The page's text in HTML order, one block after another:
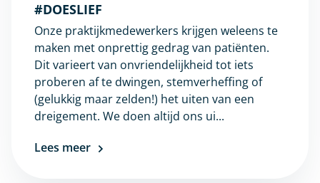
#DOESLIEF
Onze praktijkmedewerkers krijgen weleens te
maken met onprettig gedrag van patiënten.
Dit varieert van onvriendelijkheid tot iets
proberen af te dwingen, stemverheffing of
(gelukkig maar zelden!) het uiten van een
dreigement. We doen altijd ons ui...
Lees meer